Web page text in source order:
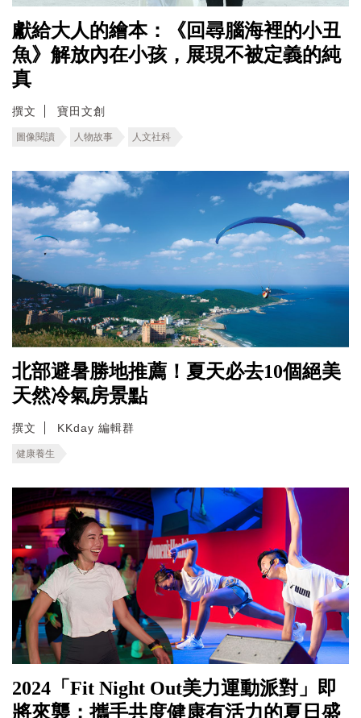
獻給大人的繪本：《回尋腦海裡的小丑
魚》解放內在小孩，展現不被定義的純
真
撰文 寶田文創
圖像閱讀 人物故事 人文社科
北部避暑勝地推薦！夏天必去10個絕美
天然冷氣房景點
撰文 KKday 編輯群
健康養生
2024「Fit Night Out美力運動派對」即
將來襲；攜手共度健康有活力的夏日盛